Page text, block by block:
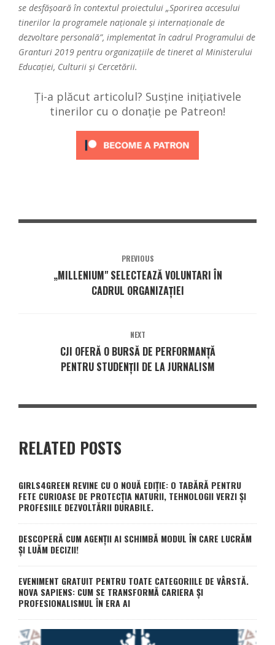
se desfășoară în contextul proiectului „Sporirea accesului
tinerilor la programele naționale și internaționale de
dezvoltare personală”, implementat în cadrul Programului de
Granturi 2019 pentru organizațiile de tineret al Ministerului
Educației, Culturii și Cercetării.
Ți-a plăcut articolul? Susține inițiativele
tinerilor cu o donație pe Patreon!
PREVIOUS
„MILLENIUM" SELECTEAZĂ VOLUNTARI ÎN
CADRUL ORGANIZAȚIEI
NEXT
CJI OFERĂ O BURSĂ DE PERFORMANȚĂ
PENTRU STUDENȚII DE LA JURNALISM
RELATED POSTS
GIRLS4GREEN REVINE CU O NOUĂ EDIȚIE: O TABĂRĂ PENTRU
FETE CURIOASE DE PROTECȚIA NATURII, TEHNOLOGII VERZI ȘI
PROFESIILE DEZVOLTĂRII DURABILE.
DESCOPERĂ CUM AGENȚII AI SCHIMBĂ MODUL ÎN CARE LUCRĂM
ȘI LUĂM DECIZII!
EVENIMENT GRATUIT PENTRU TOATE CATEGORIILE DE VÂRSTĂ.
NOVA SAPIENS: CUM SE TRANSFORMĂ CARIERA ȘI
PROFESIONALISMUL ÎN ERA AI